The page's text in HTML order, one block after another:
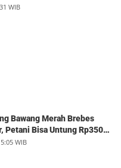
WIB
Bawang Merah Brebes
Petani Bisa Untung Rp350
WIB